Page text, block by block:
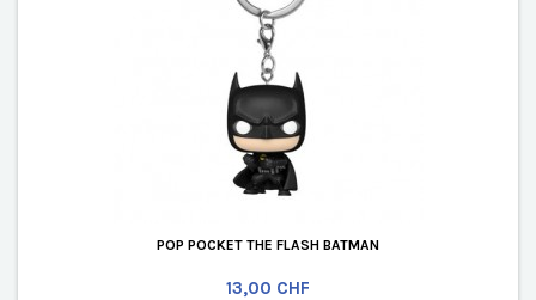
POP POCKET THE FLASH BATMAN
Preis
13,00 CHF